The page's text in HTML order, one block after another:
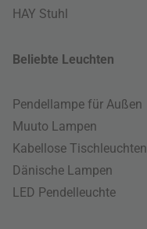
HAY Stuhl
Beliebte Leuchten
Pendellampe für Außen
Muuto Lampen
Kabellose Tischleuchten
Dänische Lampen
LED Pendelleuchte